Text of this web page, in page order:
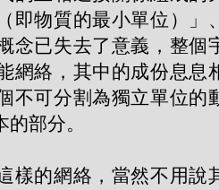
即物質的最小單位）」
念已失去了意義，整個
網絡，其中的成份息息
不可分割為獨立單位的
部分。
樣的網絡，當然不用說